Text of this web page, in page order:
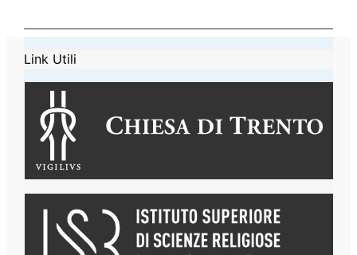
Link Utili